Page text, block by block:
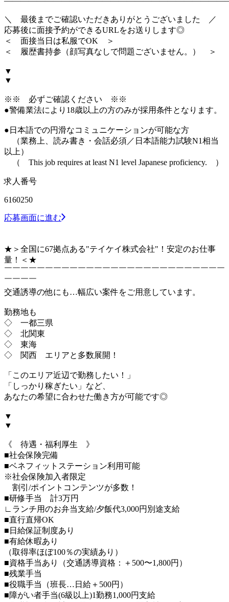
＼ 最後までご確認いただきありがとうございました ／
応募後に面接予約ができるURLをお送りします◎
＜ 面接当日は私服でOK ＞
＜ 履歴書持参（顔写真なしで問題ございません。） ＞
▼
▼
※※ 必ずご確認ください ※※
●警備業法により18歳以上の方のみが採用条件となります。
●日本語での円滑なコミュニケーションが可能な方
（業務上、読み書き・会話必須／日本語能力試験N1相当
以上）
（ This job requires at least N1 level Japanese proficiency. ）
求人番号
6160250
応募画面に進む
★＞全国に67拠点ある"テイケイ株式会社"！安定のお仕事
量！＜★
￣￣￣￣￣￣￣￣￣￣￣￣￣￣￣￣￣￣￣￣￣￣￣￣￣￣￣
￣￣￣￣
交通誘導の他にも…幅広い案件をご用意しています。
勤務地も
◇ 一都三県
◇ 北関東
◇ 東海
◇ 関西 エリアと多数展開！
「このエリア近辺で勤務したい！」
「しっかり稼ぎたい」など、
あなたの希望に合わせた働き方が可能です◎
▼
▼
《 待遇・福利厚生 》
■社会保険完備
■ベネフィットステーション利用可能
※社会保険加入者限定
割引/ポイントコンテンツが多数！
■研修手当 計3万円
∟ランチ用のお弁当支給/夕飯代3,000円別途支給
■直行直帰OK
■日給保証制度あり
■有給休暇あり
（取得率ほぼ100％の実績あり）
■資格手当あり（交通誘導資格：＋500〜1,800円）
■残業手当
■役職手当（班長…日給＋500円）
■障がい者手当(6級以上)1勤務1,000円支給